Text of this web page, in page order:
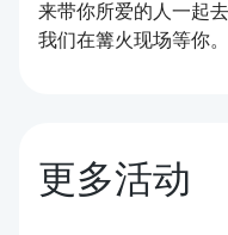
来带你所爱的人一起去
我们在篝火现场等你
更多活动